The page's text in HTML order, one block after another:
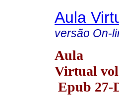
Aula
versão On-
Aula
Virtual
Epub 27-